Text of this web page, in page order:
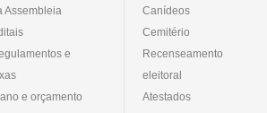
Assembleia
e
e orçamento
Canídeos
Cemitério
Recenseamento
eleitoral
Atestados